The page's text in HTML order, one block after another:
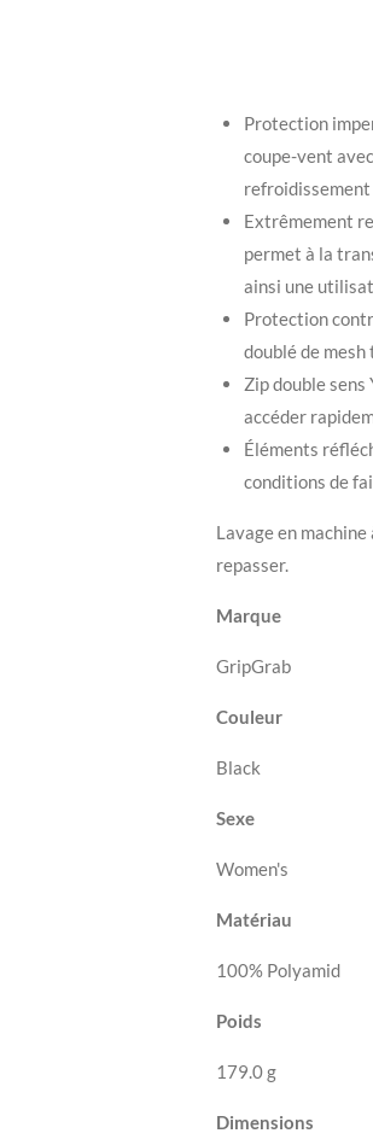
Protection
coupe-vent
refroidissement
Extrêmement
permet à la
ainsi une
Protection
doublé de
Zip double
accéder
Éléments
conditions de
Lavage en machine
repasser.
Marque
GripGrab
Couleur
Black
Sexe
Women's
Matériau
100% Polyamid
Poids
179.0 g
Dimensions